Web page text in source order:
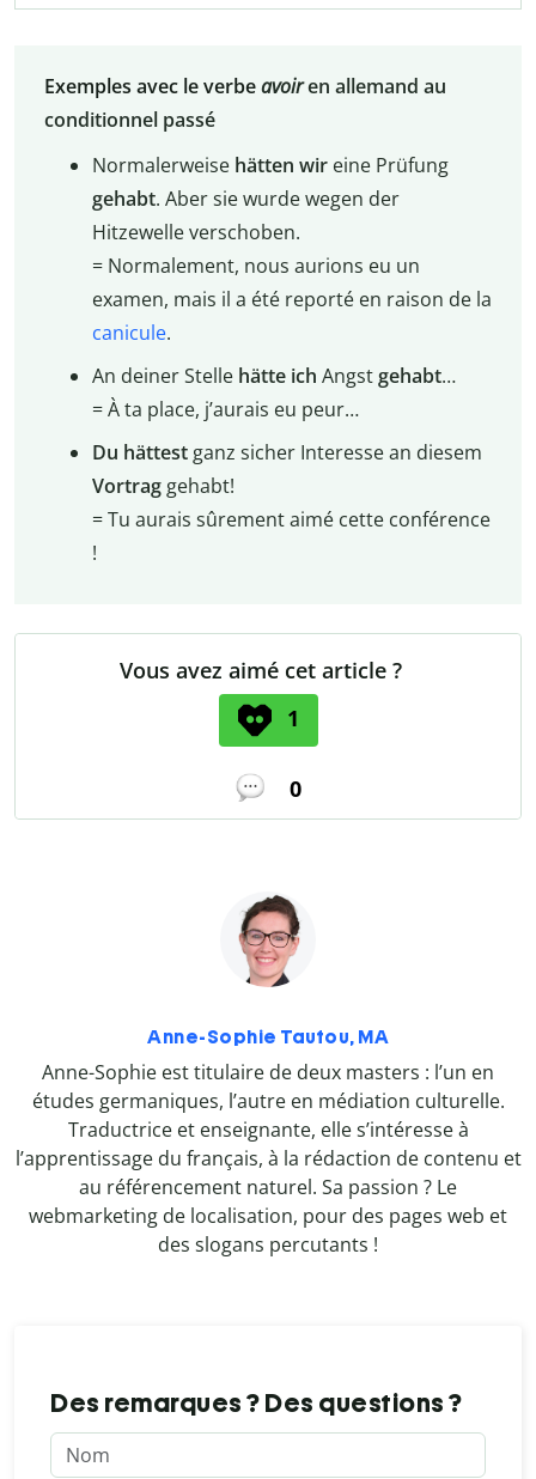
Exemples avec le verbeavoiren allemand au
conditionnel passé
Normalerweise hätten wir eine Prüfung
gehabt. Aber sie wurde wegen der
Hitzewelle verschoben.
= Normalement, nous aurions eu un
examen, mais il a été reporté en raison de la
canicule.
An deiner Stellehätte ich Angstgehabt…
= À ta place, j’aurais eu peur…
Du hättestganz sicher Interesse an diesem
Vortraggehabt!
= Tu aurais sûrement aimé cette conférence
!
Vous avez aimé cet article ?
1
0
Anne-Sophie Tautou, MA
Anne-Sophie est titulaire de deux masters : l’un en
études germaniques, l’autre en médiation culturelle.
Traductrice et enseignante, elle s’intéresse à
l’apprentissage du français, à la rédaction de contenu et
au référencement naturel. Sa passion ? Le
webmarketing de localisation, pour des pages web et
des slogans percutants !
Des remarques ? Des questions ?